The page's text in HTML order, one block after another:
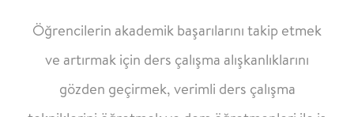
Öğrencilerin akademik başarılarını takip etmek
ve artırmak için ders çalışma alışkanlıklarını
gözden geçirmek, verimli ders çalışma